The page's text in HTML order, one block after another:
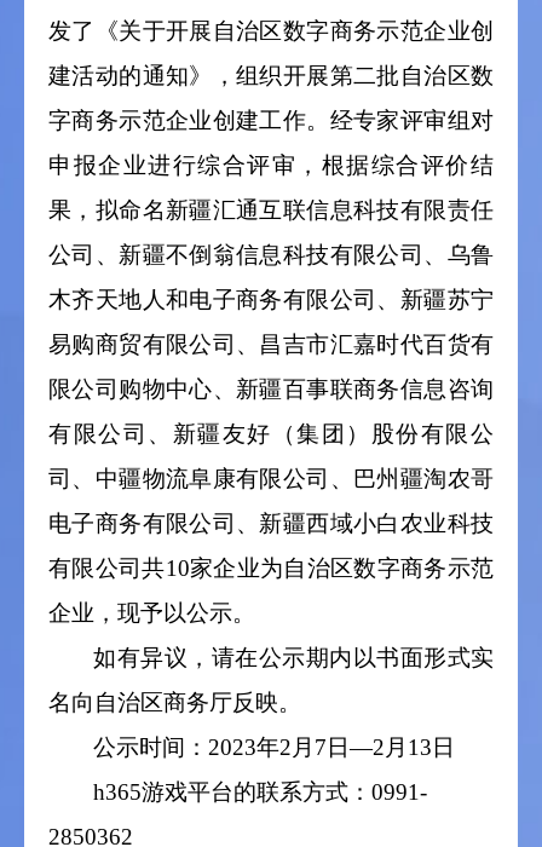
发了《关于开展自治区数字商务示范企业创
建活动的通知》，组织开展第二批自治区数
字商务示范企业创建工作。经专家评审组对
申报企业进行综合评审，根据综合评价结
果，拟命名新疆汇通互联信息科技有限责任
公司、新疆不倒翁信息科技有限公司、乌鲁
木齐天地人和电子商务有限公司、新疆苏宁
易购商贸有限公司、昌吉市汇嘉时代百货有
限公司购物中心、新疆百事联商务信息咨询
有限公司、新疆友好（集团）股份有限公
司、中疆物流阜康有限公司、巴州疆淘农哥
电子商务有限公司、新疆西域小白农业科技
有限公司共10家企业为自治区数字商务示范
企业，现予以公示。
如有异议，请在公示期内以书面形式实
名向自治区商务厅反映。
公示时间： 2023年2 月 7日—2 月 13日
h365游戏平台的联系方式：0991-
2850362